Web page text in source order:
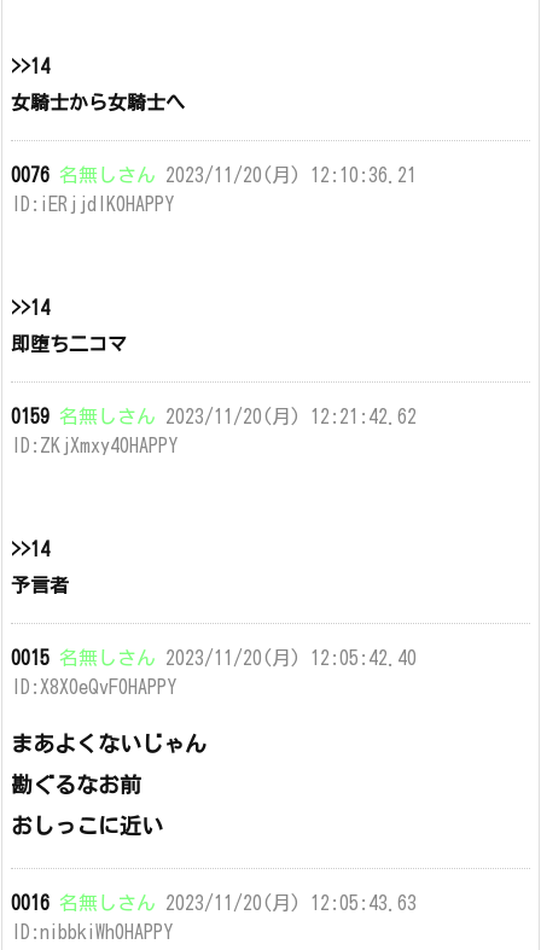
>>14
女騎士から女騎士へ
0076 名無しさん 2023/11/20(月) 12:10:36.21
ID:iERjjdlK0HAPPY
>>14
即堕ち二コマ
0159 名無しさん 2023/11/20(月) 12:21:42.62
ID:ZKjXmxy40HAPPY
>>14
予言者
0015 名無しさん 2023/11/20(月) 12:05:42.40
ID:X8X0eQvF0HAPPY
まあよくないじゃん
勘ぐるなお前
おしっこに近い
0016 名無しさん 2023/11/20(月) 12:05:43.63
ID:nibbkiWh0HAPPY